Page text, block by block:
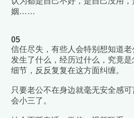
姻……
05
信任尽失，有些人会特别想知道
发生了什么，经历过什么，究竟
细节，反反复复在这方面纠缠。
只要老公不在身边就毫无安全感
会小三了。